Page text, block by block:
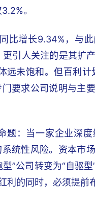
。
比增长9.34%，与
引人关注的是其扩
未饱和。但百利计
要求公司说明与主
：当一家企业深
统性风险。资本市
”公司转变为“自驱
的同时，必须提前